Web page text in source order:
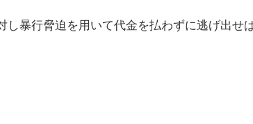
し暴行脅迫を用いて代金を払わずに逃げ出せ